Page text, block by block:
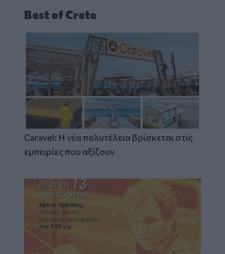
Best of Crete
Caravel: Η νέα πολυτέλεια βρίσκεται στις
εμπειρίες που αξίζουν